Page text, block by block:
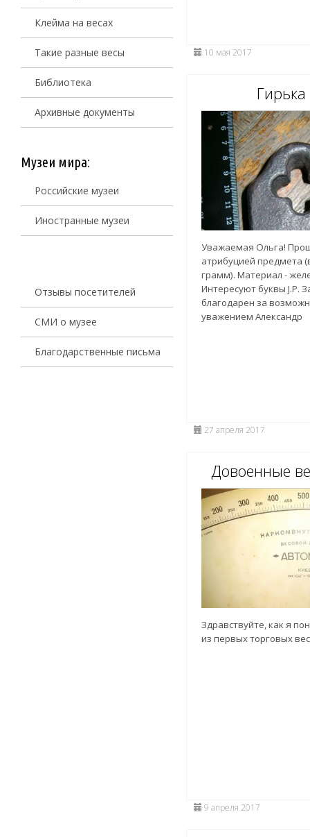
Клейма на весах
Такие разные весы
Библиотека
Архивные документы
Музеи мира:
Российские музеи
Иностранные музеи
Отзывы посетителей
СМИ о музее
Благодарственные письма
10 мая 2017
Гирька
Уважаемая Ольга!
атрибуцией предмета
грамм). Материал -
Интересуют буквы J.P.
благодарен за
уважением Александр
27 апреля 2017
Довоенные
Здравствуйте, как я
из первых торговых
9 апреля 2017